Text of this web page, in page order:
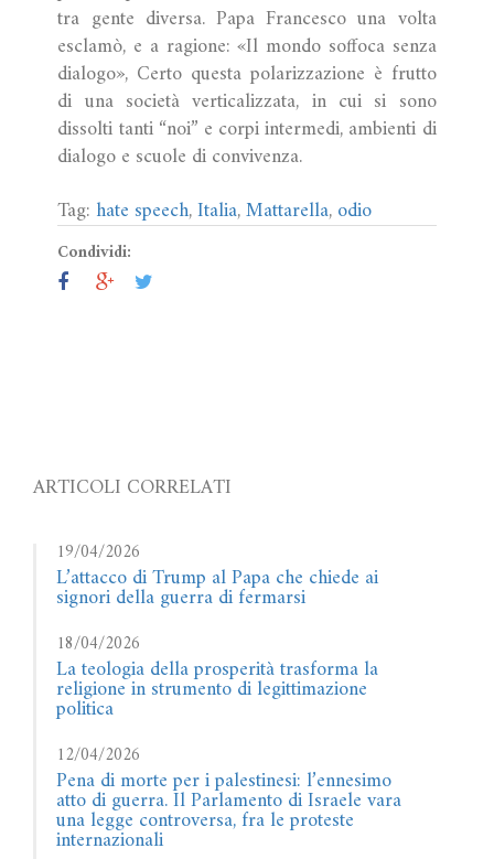
tra gente diversa. Papa Francesco una volta
esclamò, e a ragione: «Il mondo soffoca senza
dialogo», Certo questa polarizzazione è frutto
di una società verticalizzata, in cui si sono
dissolti tanti “noi” e corpi intermedi, ambienti di
dialogo e scuole di convivenza.
Tag: hate speech,Italia,Mattarella,odio
Condividi:
ARTICOLI CORRELATI
19/04/2026
L’attacco di Trump al Papa che chiede ai
signori della guerra di fermarsi
18/04/2026
La teologia della prosperità trasforma la
religione in strumento di legittimazione
politica
12/04/2026
Pena di morte per i palestinesi: l’ennesimo
atto di guerra. Il Parlamento di Israele vara
una legge controversa, fra le proteste
internazionali